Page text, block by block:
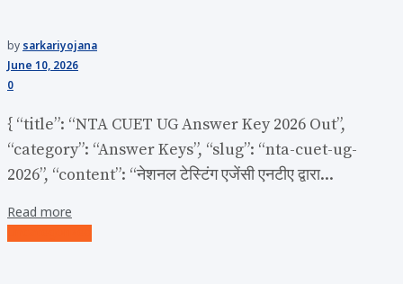
by sarkariyojana
June 10, 2026
0
{ “title”: “NTA CUET UG Answer Key 2026 Out”,
“category”: “Answer Keys”, “slug”: “nta-cuet-ug-
2026”, “content”: “नेशनल टेस्टिंग एजेंसी एनटीए द्वारा...
Read more